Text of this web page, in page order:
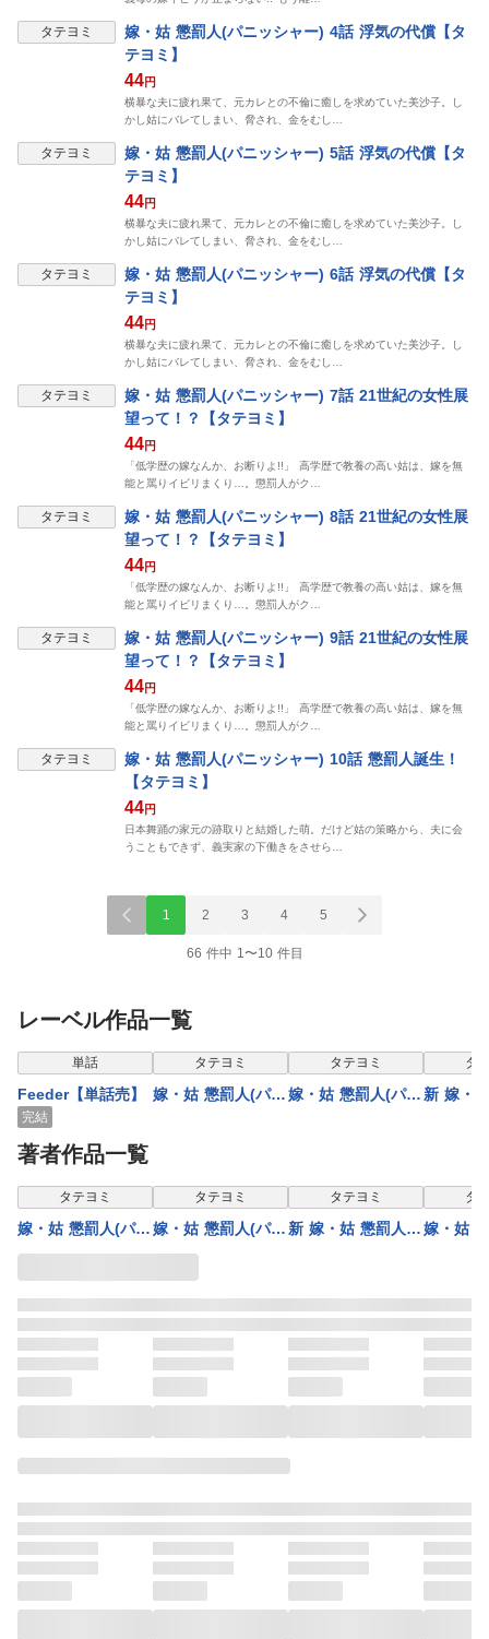
表示制限中
タテヨミ
嫁・姑 懲罰人(パニッシャー) 4話 浮気の代償【タ
テヨミ】
44円
横暴な夫に疲れ果て、元カレとの不倫に癒しを求めていた美沙子。し
かし姑にバレてしまい、脅され、金をむし…
表示制限中
タテヨミ
嫁・姑 懲罰人(パニッシャー) 5話 浮気の代償【タ
テヨミ】
44円
横暴な夫に疲れ果て、元カレとの不倫に癒しを求めていた美沙子。し
かし姑にバレてしまい、脅され、金をむし…
表示制限中
タテヨミ
嫁・姑 懲罰人(パニッシャー) 6話 浮気の代償【タ
テヨミ】
44円
横暴な夫に疲れ果て、元カレとの不倫に癒しを求めていた美沙子。し
かし姑にバレてしまい、脅され、金をむし…
表示制限中
タテヨミ
嫁・姑 懲罰人(パニッシャー) 7話 21世紀の女性展
望って！？【タテヨミ】
44円
「低学歴の嫁なんか、お断りよ!!」 高学歴で教養の高い姑は、嫁を無
能と罵りイビリまくり…。懲罰人がク…
表示制限中
タテヨミ
嫁・姑 懲罰人(パニッシャー) 8話 21世紀の女性展
望って！？【タテヨミ】
44円
「低学歴の嫁なんか、お断りよ!!」 高学歴で教養の高い姑は、嫁を無
能と罵りイビリまくり…。懲罰人がク…
表示制限中
タテヨミ
嫁・姑 懲罰人(パニッシャー) 9話 21世紀の女性展
望って！？【タテヨミ】
44円
「低学歴の嫁なんか、お断りよ!!」 高学歴で教養の高い姑は、嫁を無
能と罵りイビリまくり…。懲罰人がク…
表示制限中
タテヨミ
嫁・姑 懲罰人(パニッシャー) 10話 懲罰人誕生！
【タテヨミ】
44円
日本舞踊の家元の跡取りと結婚した萌。だけど姑の策略から、夫に会
うこともできず、義実家の下働きをさせら…
1 2 3 4 5
66 件中 1〜10 件目
レーベル作品一覧
表示制限中
単話
Feeder【単話売】
完結
表示制限中
タテヨミ
嫁・姑 懲罰人(パニ
表示制限中
タテヨミ
嫁・姑 懲罰人(パニ
表示
タ
新 嫁・
著者作品一覧
表示制限中
タテヨミ
嫁・姑 懲罰人(パニ
ッシャー) 64話 心
ミ】
表示制限中
タテヨミ
嫁・姑 懲罰人(パニ
ッシャー) 62話 多
ヨミ】
表示制限中
タテヨミ
新 嫁・姑 懲罰人
て【タテヨミ】
表示
タ
嫁・姑
ミ】